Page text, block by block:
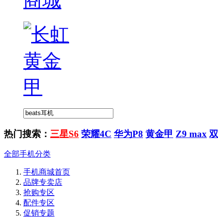
热门搜索： 三星S6 荣耀4C 华为P8 黄金甲 Z9 max
全部手机分类
手机商城首页
品牌专卖店
抢购专区
配件专区
促销专题